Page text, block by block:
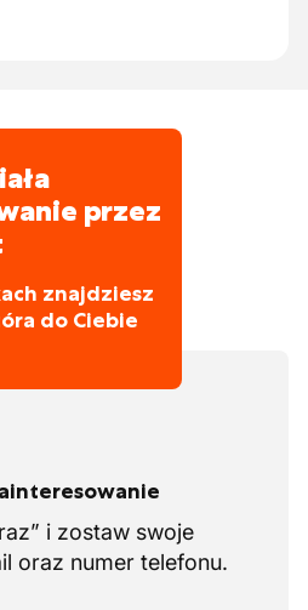
projekty
zespołowe, może nie
codziennie, ale w tej
utrzymać dobrą
przez
znajdziesz
do Ciebie
i zostaw swoje
oraz numer telefonu.